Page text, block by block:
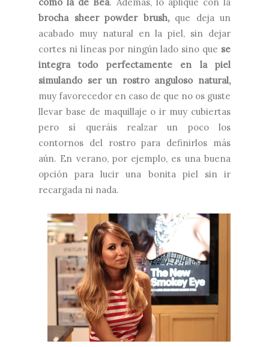
brocha sheer powder brush,que deja un
acabado muy natural en la piel, sin dejar
cortes ni líneas por ningún lado sino que se
integra todo perfectamente en la piel
simulando ser un rostro anguloso natural,
muy favorecedor en caso de que no os guste
llevar base de maquillaje o ir muy cubiertas
pero sí queráis realzar un poco los
contornos del rostro para definirlos más
aún. En verano, por ejemplo, es una buena
opción para lucir una bonita piel sin ir
recargada ni nada.